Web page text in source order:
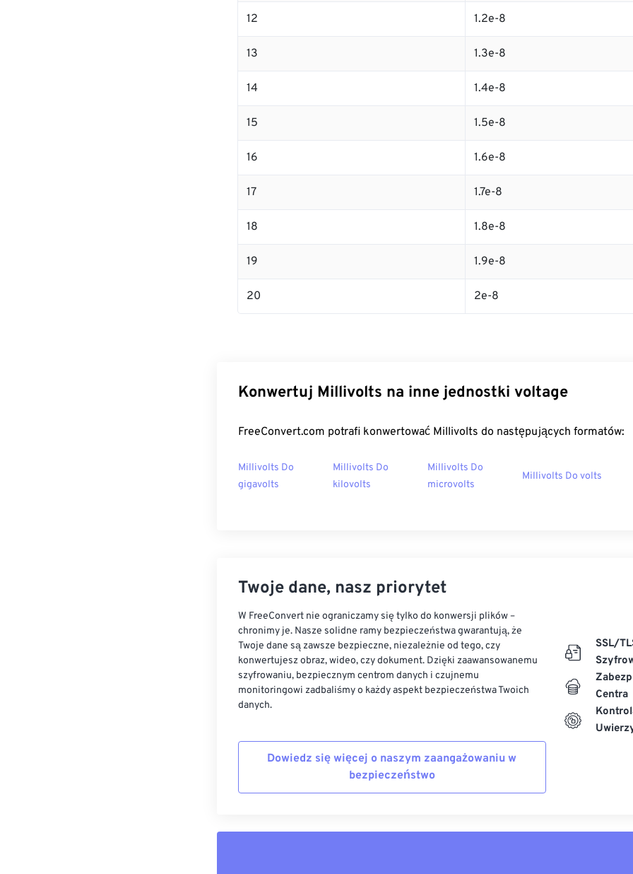
12 1.2e-8
13 1.3e-8
14 1.4e-8
15 1.5e-8
16 1.6e-8
17 1.7e-8
18 1.8e-8
19 1.9e-8
20 2e-8
Konwertuj Millivolts na inne jednostki voltage
FreeConvert.com potrafi konwertować Millivolts do następujących formatów:
Millivolts Do
gigavolts
Millivolts Do
kilovolts
Millivolts Do
microvolts
Millivolts Do volts
Twoje dane, nasz priorytet
W FreeConvert nie ograniczamy się tylko do konwersji plików –
chronimy je. Nasze solidne ramy bezpieczeństwa gwarantują, że
Twoje dane są zawsze bezpieczne, niezależnie od tego, czy
konwertujesz obraz, wideo, czy dokument. Dzięki zaawansowanemu
szyfrowaniu, bezpiecznym centrom danych i czujnemu
monitoringowi zadbaliśmy o każdy aspekt bezpieczeństwa Twoich
danych.
Dowiedz się więcej o naszym zaangażowaniu w
bezpieczeństwo
SSL/
Centra